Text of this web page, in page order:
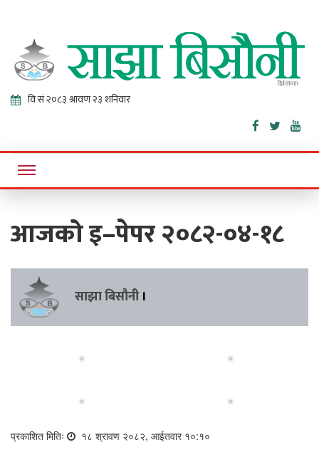
Sajha
Bisaunee
Online News Portal
आजको इ–पेपर २०८२-०४-१८
साझा बिसौनी ।
प्रकाशित मितिः १८ श्रावण २०८२, आईतवार १०:१०